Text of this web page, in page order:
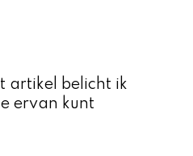
artikel belicht ik
ervan kunt